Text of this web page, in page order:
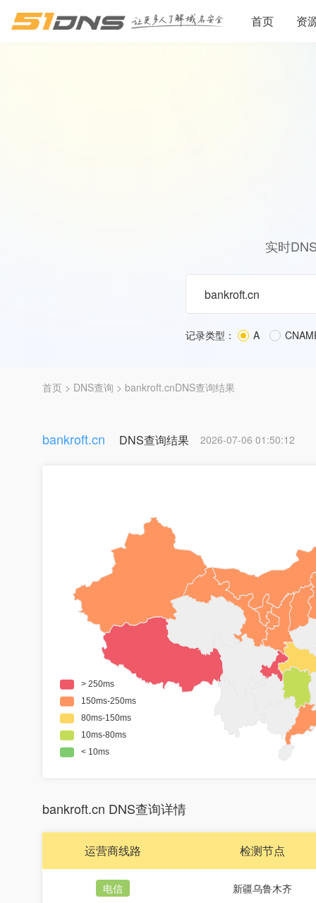
首页 资
实时
记录类型： A
首页 > DNS查询 > bankroft.cnDNS查询结果
bankroft.cn DNS查询结果 2026-07-06 01:50:12
bankroft.cn DNS查询详情
运营商线路 检测节点
电信 新疆乌鲁木齐